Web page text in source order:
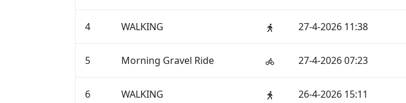
4 WALKING 27-4-2026 11:38
5 Morning Gravel Ride 27-4-2026 07:23
6 WALKING 26-4-2026 15:11